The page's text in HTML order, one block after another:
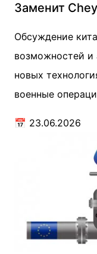
Заменит
Обсуждение
возможностей и
новых
военные
📅 23.06.2026